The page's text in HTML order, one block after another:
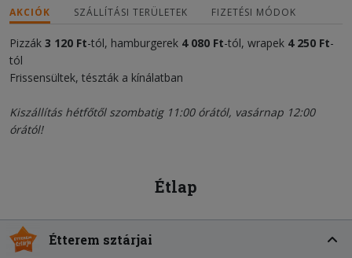
AKCIÓK SZÁLLÍTÁSI TERÜLETEK FIZETÉSI MÓDOK
Pizzák 3 120 Ft-tól, hamburgerek 4 080 Ft-tól, wrapek 4 250 Ft-
tól
Frissensültek, tészták a kínálatban
Kiszállítás hétfőtől szombatig 11:00 órától, vasárnap 12:00
órától!
Étlap
Étterem sztárjai